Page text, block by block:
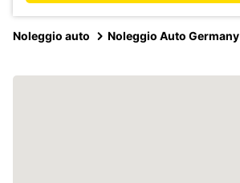
Noleggio auto Noleggio Auto Germany